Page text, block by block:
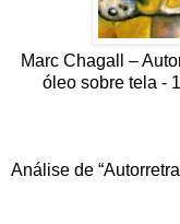
Marc Chagall –
óleo sobre tela -
Análise de